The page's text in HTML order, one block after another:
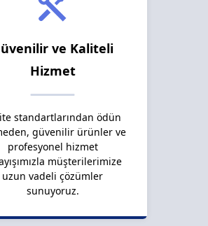
ve Kaliteli
Hizmet
standartlarından ödün
güvenilir ürünler ve
profesyonel hizmet
müşterilerimize
uzun vadeli çözümler
sunuyoruz.